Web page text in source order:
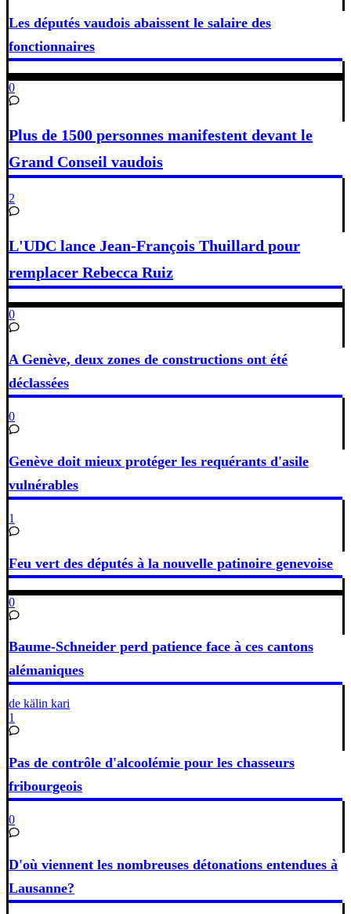
Les députés vaudois abaissent le salaire des
fonctionnaires
0
Plus de 1500 personnes manifestent devant le
Grand Conseil vaudois
2
L'UDC lance Jean-François Thuillard pour
remplacer Rebecca Ruiz
0
A Genève, deux zones de constructions ont été
déclassées
0
Genève doit mieux protéger les requérants d'asile
vulnérables
1
Feu vert des députés à la nouvelle patinoire genevoise
0
Baume-Schneider perd patience face à ces cantons
alémaniques
de kälin kari
1
Pas de contrôle d'alcoolémie pour les chasseurs
fribourgeois
0
D'où viennent les nombreuses détonations entendues à
Lausanne?